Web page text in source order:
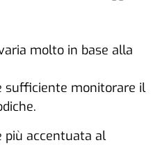
molto in base alla
sufficiente monitorare il
più accentuata al